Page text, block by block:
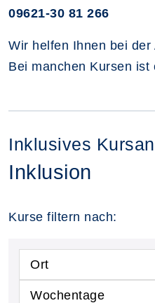
09621-30 81 266
Wir helfen Ihnen bei der
Bei manchen Kursen
Inklusives
Inklusion
Kurse filtern nach:
Ort
Wochentage